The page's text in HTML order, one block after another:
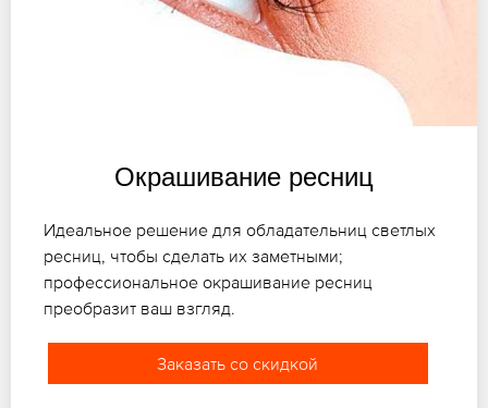
Окрашивание ресниц
Идеальное решение для обладательниц светлых
ресниц, чтобы сделать их заметными;
профессиональное окрашивание ресниц
преобразит ваш взгляд.
Заказать со скидкой